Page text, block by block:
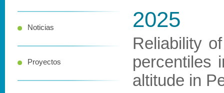
Noticias
Proyectos
2025
Reliability
percentiles
altitude in